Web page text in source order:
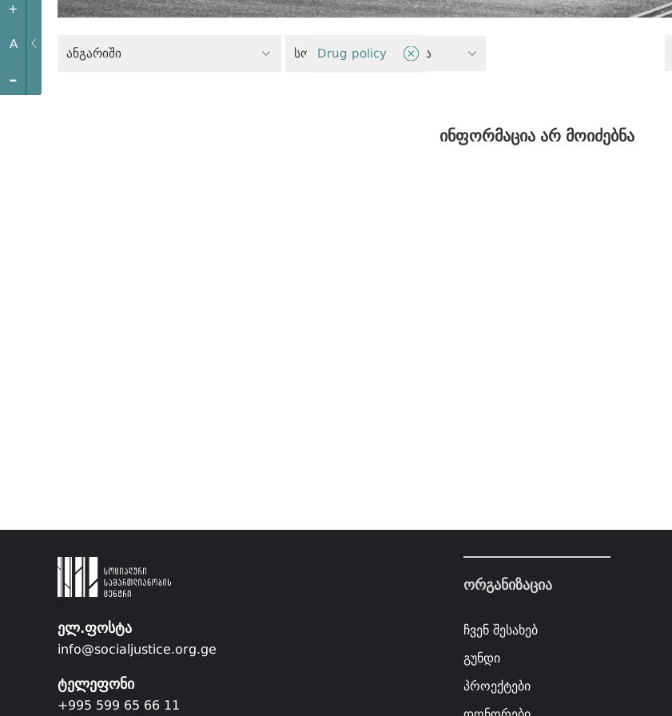
+
A
-
ანგარიში სოციალური პოლიტიკა
Drug policy
ინფორმაცია არ მოიძებნა
ელ.ფოსტა
info@socialjustice.org.ge
ტელეფონი
+995 599 65 66 11
ორგანიზაცია
ჩვენ შესახებ
გუნდი
პროექტები